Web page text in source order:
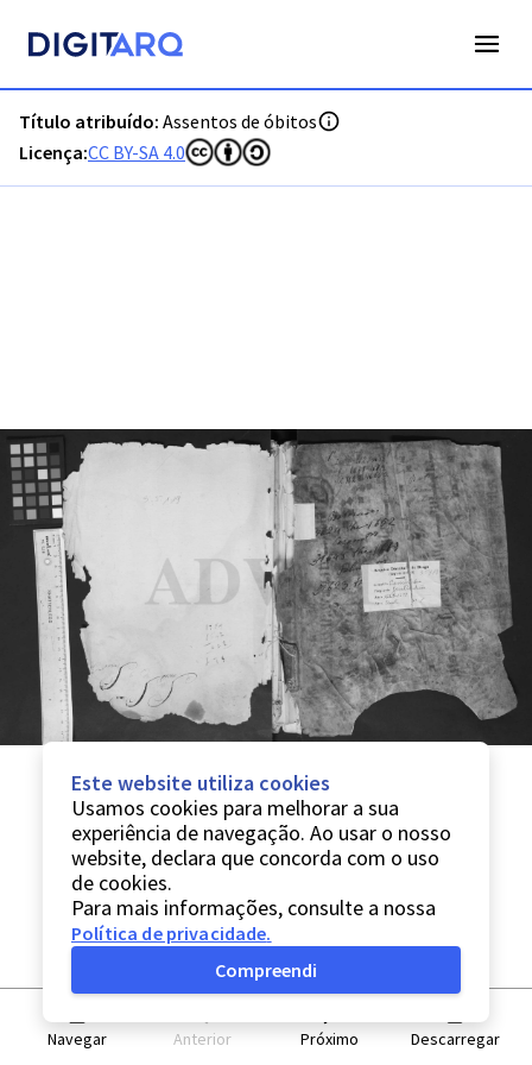
Título atribuído: Assentos de óbitos
Licença:CC BY-SA 4.0
Navegar Anterior Próximo Descarregar
Este website utiliza cookies
Usamos cookies para melhorar a sua
experiência de navegação. Ao usar o nosso
website, declara que concorda com o uso
de cookies.
Para mais informações, consulte a nossa
Política de privacidade.
Compreendi